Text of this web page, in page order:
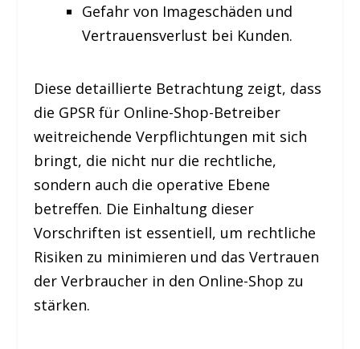
Gefahr von Imageschäden und
Vertrauensverlust bei Kunden.
Diese detaillierte Betrachtung zeigt, dass
die GPSR für Online-Shop-Betreiber
weitreichende Verpflichtungen mit sich
bringt, die nicht nur die rechtliche,
sondern auch die operative Ebene
betreffen. Die Einhaltung dieser
Vorschriften ist essentiell, um rechtliche
Risiken zu minimieren und das Vertrauen
der Verbraucher in den Online-Shop zu
stärken.